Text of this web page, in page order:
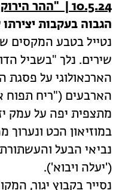
10.5.24 | "ההר הירו
הגבוה בעקבות
נטייל בטבע המקסים
שירים. נלך "בשביל
הארכאולוגי על פסגת
הארבעים ("ריח תפוח
מתצפית יפה על עמק
במוזיאון הכט ונערוך
נביאי הבעל
('יעלה ויבוא').
נסייר בקבוץ יגור,